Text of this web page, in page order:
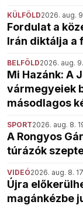
KÜLFÖLD2026. aug.
Fordulat a
Irán diktálja a
BELFÖLD2026. aug.
Mi Hazánk: A
vármegyeiek
másodlagos
SPORT2026. aug. 8.
A Rongyos
túrázók
VIDEÓ2026. aug. 8.
Újra
magánkézbe